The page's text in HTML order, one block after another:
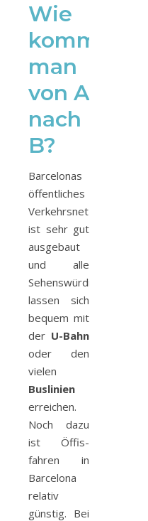
Wie
kommt
man
von A
nach
B?
Barcelonas
öffentliches
Verkehrsnetz
ist sehr gut
ausgebaut
und alle
Sehenswürdigkeiten
lassen sich
bequem mit
der U-Bahn
oder den
vielen
Buslinien
erreichen.
Noch dazu
ist Öffis-
fahren in
Barcelona
relativ
günstig. Bei